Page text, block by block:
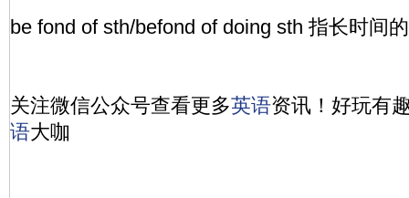
be fond of sth/befond of doing sth 指长时间
关注微信公众号查看更多英语资讯！好玩有
语大咖